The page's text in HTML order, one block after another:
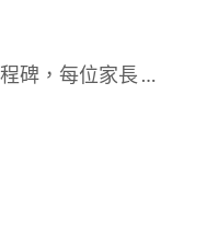
碑，每位家長 …